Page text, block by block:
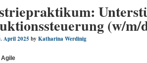
(m/w/d)
(w/
April 2025 by Katharina Werdinig
Agile